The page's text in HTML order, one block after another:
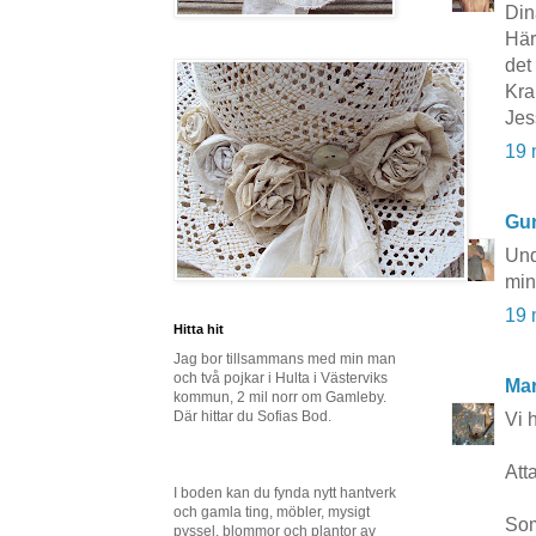
det
19
19
Vi
Hitta hit
Jag bor tillsammans med min man
och två pojkar i Hulta i Västerviks
kommun, 2 mil norr om Gamleby.
Där hittar du Sofias Bod.
I boden kan du fynda nytt hantverk
och gamla ting, möbler, mysigt
pyssel, blommor och plantor av